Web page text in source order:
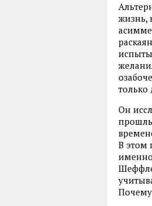
жизнь,
только
Он
В этом
именно
Почему